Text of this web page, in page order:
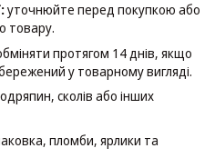
уточнюйте перед покупкою або
товару.
протягом 14 днів, якщо
у товарному вигляді.
сколів або інших
пломби, ярлики та